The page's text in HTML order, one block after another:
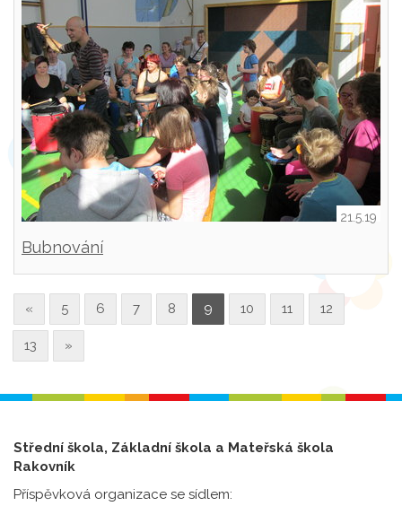
21.5.19
Bubnování
« 5 6 7 8 9 10 11 12
13 »
Střední škola, Základní škola a Mateřská škola
Rakovník
Příspěvková organizace se sídlem: